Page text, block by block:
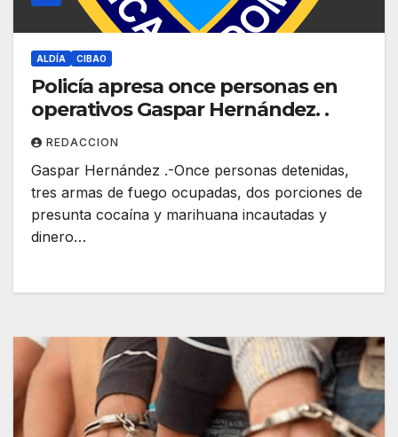
ALDÍA CIBAO
Policía apresa once personas en
operativos Gaspar Hernández. .
REDACCION
Gaspar Hernández .-Once personas detenidas,
tres armas de fuego ocupadas, dos porciones de
presunta cocaína y marihuana incautadas y
dinero…